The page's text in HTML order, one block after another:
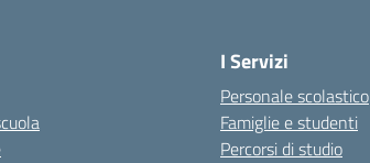
I Servizi
Personale scolastico
Famiglie e studenti
Percorsi di studio